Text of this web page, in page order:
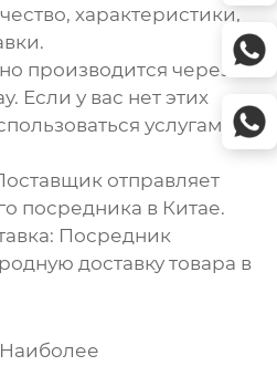
характеристики,
производится через
Если у вас нет этих
услугами
отправляет
посредника в Китае.
Посредник
доставку товара в
Наиболее